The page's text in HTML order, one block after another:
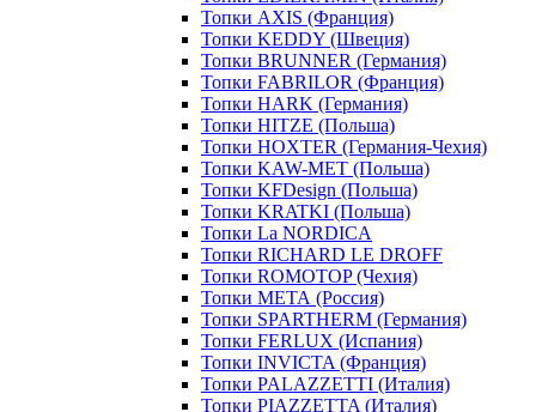
Топки AXIS (Франция)
Топки KEDDY (Швеция)
Топки BRUNNER (Германия)
Топки FABRILOR (Франция)
Топки HARK (Германия)
Топки HITZE (Польша)
Топки HOXTER (Германия-Чехия)
Топки KAW-MET (Польша)
Топки KFDesign (Польша)
Топки KRATKI (Польша)
Топки La NORDICA
Топки RICHARD LE DROFF
Топки ROMOTOP (Чехия)
Топки МЕТА (Россия)
Топки SPARTHERM (Германия)
Топки FERLUX (Испания)
Топки INVICTA (Франция)
Топки PALAZZETTI (Италия)
Топки PIAZZETTA (Италия)